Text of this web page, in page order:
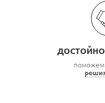
поможем